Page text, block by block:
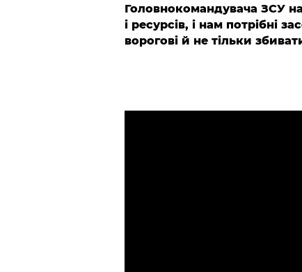
Головнокомандувача ЗСУ
і ресурсів, і нам потрібні
ворогові й не тільки